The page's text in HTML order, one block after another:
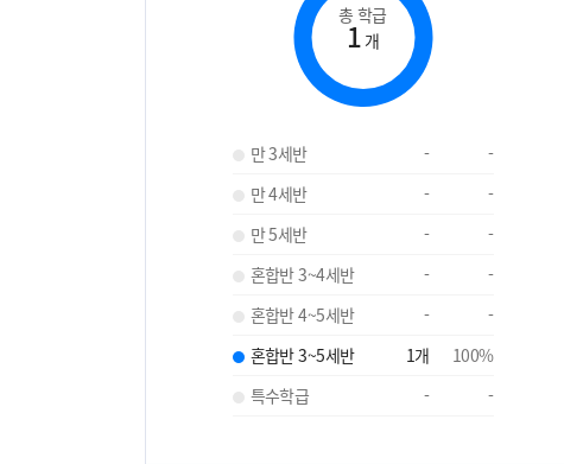
총 학급
1 개
만 3세반 -
-
만 4세반
-
-
만 5세반
-
-
혼합반 3~4세반
-
-
혼합반 4~5세반
-
-
혼합반 3~5세반
1개 100%
특수학급
- -